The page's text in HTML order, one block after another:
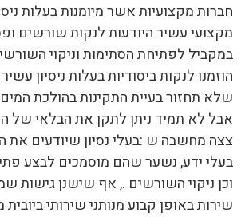
חברות מקצועיות אשר מיומנות בעלות
מקצועי עשיר היודעות לנקות שורשים
במקביל לפתיחת הסתימות וניקוי
הוזמנו לנקות ביסודיות בעלות ניסיון
שלא תחזור בעיית התקינות בהולכת
אבל לא תמיד ניתן לתקן את הבלאי של
צצה מחשבה ש :בעלי נסיון שיודעים את
בעלי ידע, נשער שהם מוסמכים לבצע
וכן ניקוי השורשים ., אף שישנן גישות
שירות באופן קבוע מנותני שירותי